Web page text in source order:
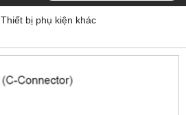
Thiết bị phụ kiện khác